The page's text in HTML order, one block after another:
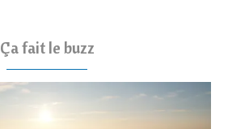
Ça fait le buzz